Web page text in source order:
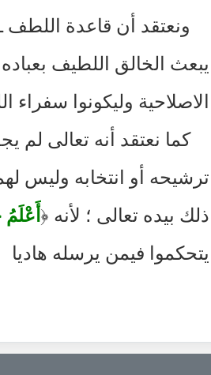
ونعتقد أن قاعدة اللطف
يبعث الخالق اللطيف
الاصلاحية وليكونوا سفراء
كما نعتقد أنه تعالى لم
ترشيحه أو انتخابه وليس
ذلك بيده تعالى ؛ لأنه ﴿
يتحكموا فيمن يرسله هاديا